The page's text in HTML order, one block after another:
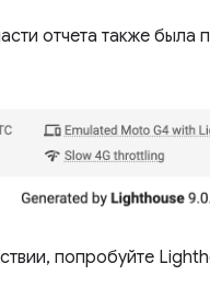
отчета также была
попробуйте